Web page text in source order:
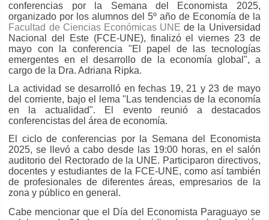
conferencias por la Semana del Economista 2025,
organizado por los alumnos del 5º año de Economía de la
Facultad de Ciencias Económicas UNE de la Universidad
Nacional del Este (FCE-UNE), finalizó el viernes 23 de
mayo con la conferencia "El papel de las tecnologías
emergentes en el desarrollo de la economía global", a
cargo de la Dra. Adriana Ripka.
La actividad se desarrolló en fechas 19, 21 y 23 de mayo
del corriente, bajo el lema "Las tendencias de la economía
en la actualidad". El evento reunió a destacados
conferencistas del área de economía.
El ciclo de conferencias por la Semana del Economista
2025, se llevó a cabo desde las 19:00 horas, en el salón
auditorio del Rectorado de la UNE. Participaron directivos,
docentes y estudiantes de la FCE-UNE, como así también
de profesionales de diferentes áreas, empresarios de la
zona y público en general.
Cabe mencionar que el Día del Economista Paraguayo se